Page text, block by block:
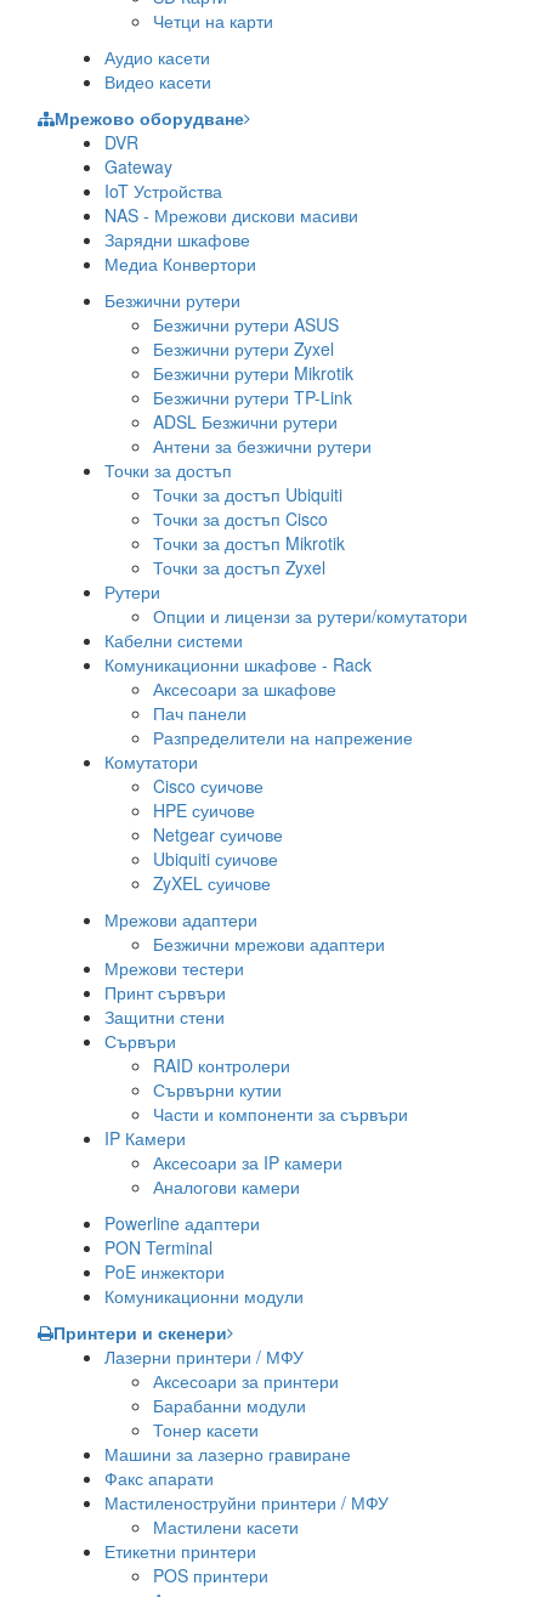
Четци на карти
Аудио касети
Видео касети
Мрежово оборудване
DVR
Gateway
IoT Устройства
NAS - Мрежови дискови масиви
Зарядни шкафове
Медиа Конвертори
Безжични рутери
Безжични рутери ASUS
Безжични рутери Zyxel
Безжични рутери Mikrotik
Безжични рутери TP-Link
ADSL Безжични рутери
Антени за безжични рутери
Точки за достъп
Точки за достъп Ubiquiti
Точки за достъп Cisco
Точки за достъп Mikrotik
Точки за достъп Zyxel
Рутери
Опции и лицензи за рутери/комутатори
Кабелни системи
Комуникационни шкафове - Rack
Аксесоари за шкафове
Пач панели
Разпределители на напрежение
Комутатори
Cisco суичове
HPE суичове
Netgear суичове
Ubiquiti суичове
ZyXEL суичове
Мрежови адаптери
Безжични мрежови адаптери
Мрежови тестери
Принт сървъри
Защитни стени
Сървъри
RAID контролери
Сървърни кутии
Части и компоненти за сървъри
IP Камери
Аксесоари за IP камери
Аналогови камери
Powerline адаптери
PON Terminal
PoE инжектори
Комуникационни модули
Принтери и скенери
Лазерни принтери / МФУ
Аксесоари за принтери
Барабанни модули
Тонер касети
Машини за лазерно гравиране
Факс апарати
Мастиленоструйни принтери / МФУ
Мастилени касети
Етикетни принтери
POS принтери